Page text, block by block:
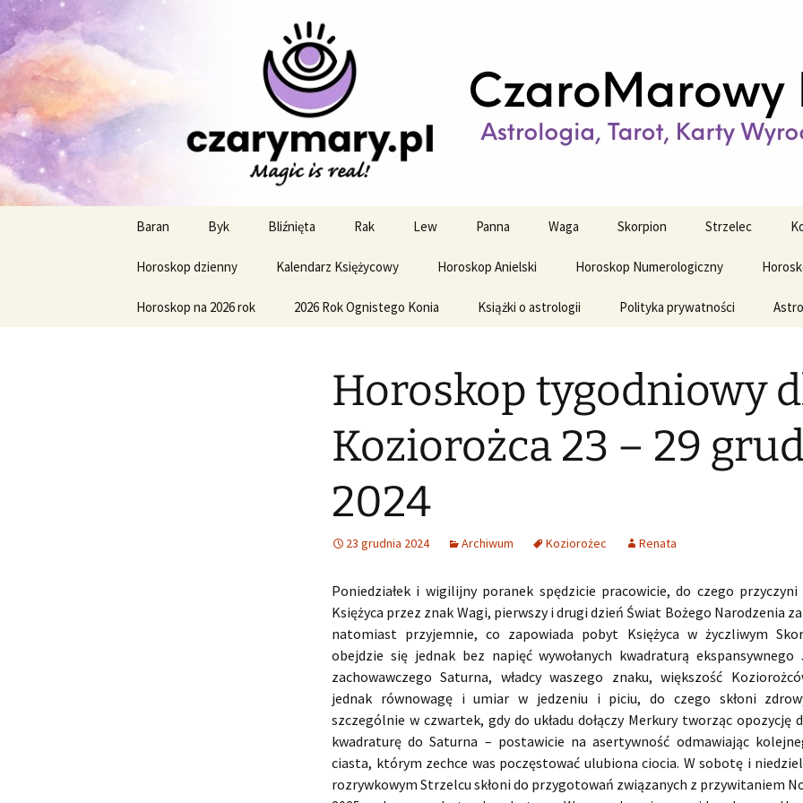
CzaroMarowy horoskop
miesięczny i tygodniowy
Profesjonalne przepowiednie astrologiczne
treści
Baran Byk Bliźnięta Rak Lew Panna Waga Skorpion Strzelec
Horoskop dzienny Kalendarz Księżycowy Horoskop Anielski Horoskop Numerologiczny
Horoskop na 2026 rok 2026 Rok Ognistego Konia Książki o astrologii Polityka prywatności
Horoskop tygodniowy
Koziorożca 23 – 29
2024
23 grudnia 2024 Archiwum Koziorożec Renata
Poniedziałek i wigilijny poranek spędzicie pracowicie, do czego
Księżyca przez znak Wagi, pierwszy i drugi dzień Świat Bożego Narodzenia
natomiast przyjemnie, co zapowiada pobyt Księżyca w życzliwym
obejdzie się jednak bez napięć wywołanych kwadraturą ekspansywnego
zachowawczego Saturna, władcy waszego znaku, większość
jednak równowagę i umiar w jedzeniu i piciu, do czego skłoni
szczególnie w czwartek, gdy do układu dołączy Merkury tworząc opozycję
kwadraturę do Saturna – postawicie na asertywność odmawiając
ciasta, którym zechce was poczęstować ulubiona ciocia. W sobotę i
rozrywkowym Strzelcu skłoni do przygotowań związanych z przywitaniem